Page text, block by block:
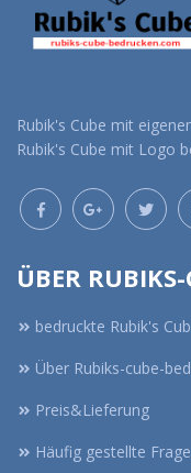
Rubik's Cube mit
Rubik's Cube mit Logo
ÜBER
bedruckte Rubik's
Über Rubiks-cube-
Preis&Lieferung
Häufig gestellte